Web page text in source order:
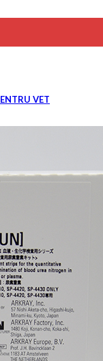
VET